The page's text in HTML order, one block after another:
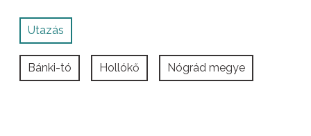
Utazás
Bánki-tó Hollókő Nógrád megye